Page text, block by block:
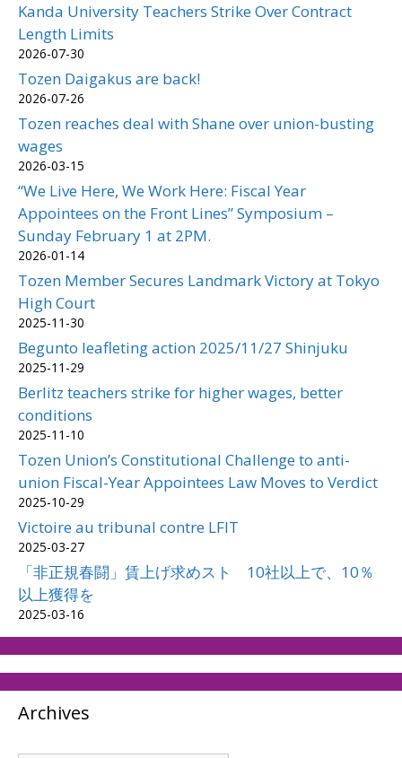
Kanda University Teachers Strike Over Contract
Length Limits
2026-07-30
Tozen Daigakus are back!
2026-07-26
Tozen reaches deal with Shane over union-busting
wages
2026-03-15
“We Live Here, We Work Here: Fiscal Year
Appointees on the Front Lines” Symposium –
Sunday February 1 at 2PM.
2026-01-14
Tozen Member Secures Landmark Victory at Tokyo
High Court
2025-11-30
Begunto leafleting action 2025/11/27 Shinjuku
2025-11-29
Berlitz teachers strike for higher wages, better
conditions
2025-11-10
Tozen Union’s Constitutional Challenge to anti-
union Fiscal-Year Appointees Law Moves to Verdict
2025-10-29
Victoire au tribunal contre LFIT
2025-03-27
「非正規春闘」賃上げ求めスト 10社以上で、10％
以上獲得を
2025-03-16
Archives